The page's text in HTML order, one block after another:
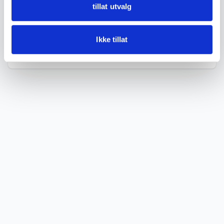
tillat utvalg
Ikke tillat